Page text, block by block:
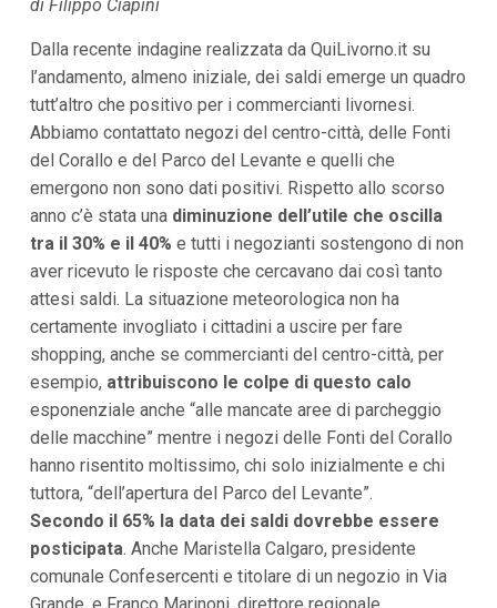
n
t
p
r
n
c
p
a
l
i
V
a
a
l
e
n
P
r
n
c
p
a
l
di Filippo Ciapini
Dalla recente indagine realizzata da QuiLivorno.it su
l’andamento, almeno iniziale, dei saldi emerge un quadro
tutt’altro che positivo per i commercianti livornesi.
Abbiamo contattato negozi del centro-città, delle Fonti
del Corallo e del Parco del Levante e quelli che
emergono non sono dati positivi. Rispetto allo scorso
anno c’è stata una diminuzione dell’utile che oscilla
tra il 30% e il 40% e tutti i negozianti sostengono di non
aver ricevuto le risposte che cercavano dai così tanto
attesi saldi. La situazione meteorologica non ha
certamente invogliato i cittadini a uscire per fare
shopping, anche se commercianti del centro-città, per
esempio, attribuiscono le colpe di questo calo
esponenziale anche “alle mancate aree di parcheggio
delle macchine” mentre i negozi delle Fonti del Corallo
hanno risentito moltissimo, chi solo inizialmente e chi
tuttora, “dell’apertura del Parco del Levante”.
Secondo il 65% la data dei saldi dovrebbe essere
posticipata. Anche Maristella Calgaro, presidente
comunale Confesercenti e titolare di un negozio in Via